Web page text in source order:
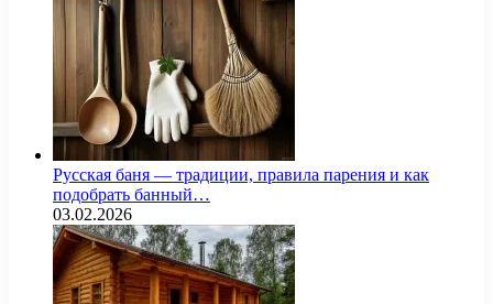
Русская баня — традиции, правила парения и как
подобрать банный…
03.02.2026